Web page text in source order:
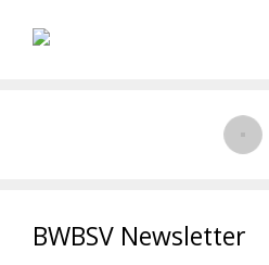
BWBSV Newsletter